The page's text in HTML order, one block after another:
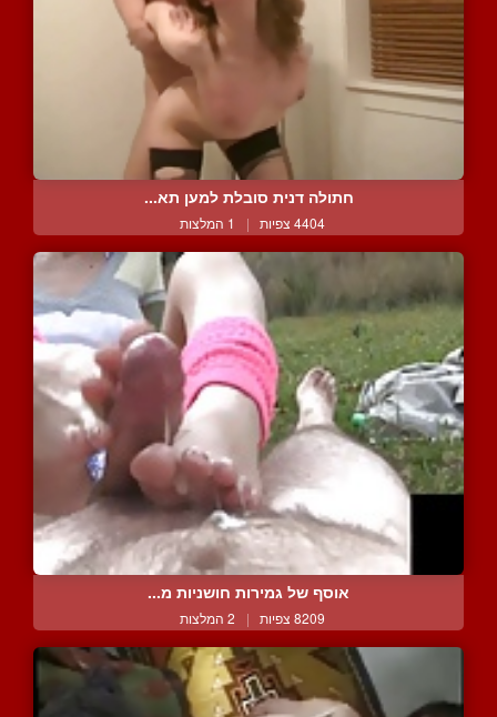
חתולה דנית סובלת למען תא...
4404 צפיות | 1 המלצות
אוסף של גמירות חושניות מ...
8209 צפיות | 2 המלצות